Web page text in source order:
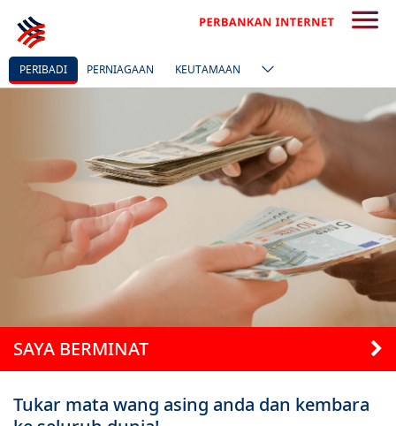
PERIBADI PERNIAGAAN KEUTAMAAN
Tukar mata wang asing anda dan kembara
SAYA BERMINAT